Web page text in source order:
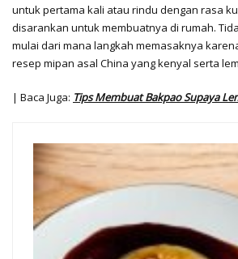
untuk pertama kali atau rindu dengan rasa
disarankan untuk membuatnya di rumah.
mulai dari mana langkah memasaknya
resep mipan asal China yang kenyal serta
| Baca Juga: Tips Membuat Bakpao Supaya